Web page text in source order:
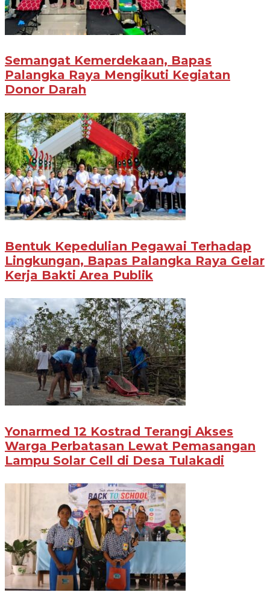
Semangat Kemerdekaan, Bapas
Palangka Raya Mengikuti Kegiatan
Donor Darah
Bentuk Kepedulian Pegawai Terhadap
Lingkungan, Bapas Palangka Raya Gelar
Kerja Bakti Area Publik
Yonarmed 12 Kostrad Terangi Akses
Warga Perbatasan Lewat Pemasangan
Lampu Solar Cell di Desa Tulakadi